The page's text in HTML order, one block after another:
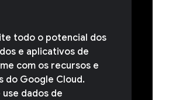
todo o potencial dos
e aplicativos de
com os recursos e
do Google Cloud.
use dados de